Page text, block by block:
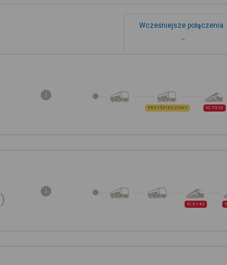
Wcześniejsze połączenia
PRZYŚPIESZONY IC 7316
IC 6142